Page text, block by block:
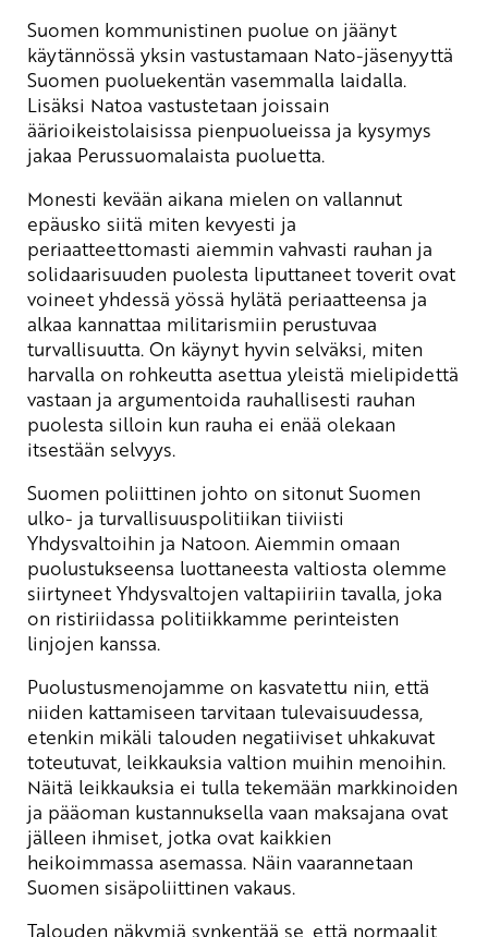
Suomen kommunistinen puolue on jäänyt
käytännössä yksin vastustamaan Nato-jäsenyyttä
Suomen puoluekentän vasemmalla laidalla.
Lisäksi Natoa vastustetaan joissain
äärioikeistolaisissa pienpuolueissa ja kysymys
jakaa Perussuomalaista puoluetta.
Monesti kevään aikana mielen on vallannut
epäusko siitä miten kevyesti ja
periaatteettomasti aiemmin vahvasti rauhan ja
solidaarisuuden puolesta liputtaneet toverit ovat
voineet yhdessä yössä hylätä periaatteensa ja
alkaa kannattaa militarismiin perustuvaa
turvallisuutta. On käynyt hyvin selväksi, miten
harvalla on rohkeutta asettua yleistä mielipidettä
vastaan ja argumentoida rauhallisesti rauhan
puolesta silloin kun rauha ei enää olekaan
itsestään selvyys.
Suomen poliittinen johto on sitonut Suomen
ulko- ja turvallisuuspolitiikan tiiviisti
Yhdysvaltoihin ja Natoon. Aiemmin omaan
puolustukseensa luottaneesta valtiosta olemme
siirtyneet Yhdysvaltojen valtapiiriin tavalla, joka
on ristiriidassa politiikkamme perinteisten
linjojen kanssa.
Puolustusmenojamme on kasvatettu niin, että
niiden kattamiseen tarvitaan tulevaisuudessa,
etenkin mikäli talouden negatiiviset uhkakuvat
toteutuvat, leikkauksia valtion muihin menoihin.
Näitä leikkauksia ei tulla tekemään markkinoiden
ja pääoman kustannuksella vaan maksajana ovat
jälleen ihmiset, jotka ovat kaikkien
heikoimmassa asemassa. Näin vaarannetaan
Suomen sisäpoliittinen vakaus.
Talouden näkymiä synkentää se, että normaalit